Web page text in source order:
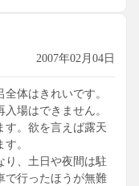
2007年02月04日
体はきれいです。
場はできません。
す。欲を言えば露天
。
り、土日や夜間は駐
で行ったほうが無難